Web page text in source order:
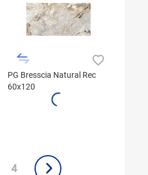
PG Bresscia Natural Rec
60x120
4